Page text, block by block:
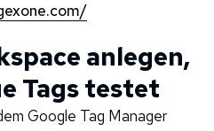
anlegen,
Tags testet
Google Tag Manager